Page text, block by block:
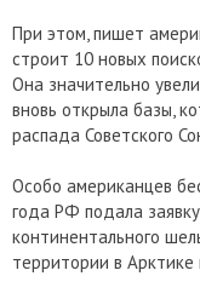
При этом, пишет
строит 10 новых
Она значительно
вновь открыла базы,
распада Советского
Особо американцев
года РФ подала
континентального
территории в Арктике